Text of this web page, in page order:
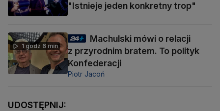
"Istnieje jeden konkretny trop"
1 godz 6 min
Machulski mówi o relacji
z przyrodnim bratem. To polityk
Konfederacji
Piotr Jacoń
UDOSTĘPNIJ: